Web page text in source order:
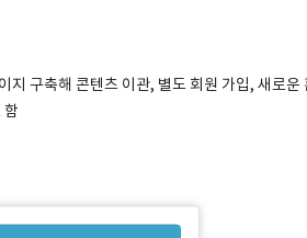
구축해 콘텐츠 이관, 별도 회원 가입, 새로운
함